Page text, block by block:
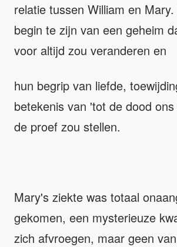
relatie tussen William en
begin te zijn van een geheim
voor altijd zou veranderen en
hun begrip van liefde,
betekenis van 'tot de dood
de proef zou stellen.
Mary's ziekte was totaal
gekomen, een mysterieuze
zich afvroegen, maar geen